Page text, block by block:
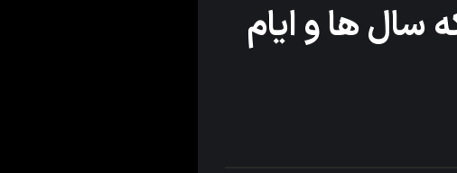
سال ها و ایام